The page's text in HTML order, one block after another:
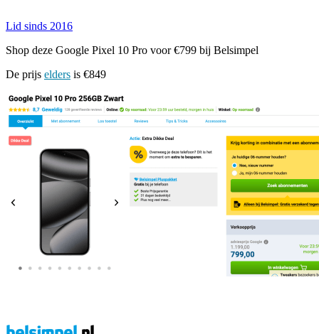
Lid sinds 2016
Shop deze Google Pixel 10 Pro voor €799 bij Belsimpel
De prijs elders is €849